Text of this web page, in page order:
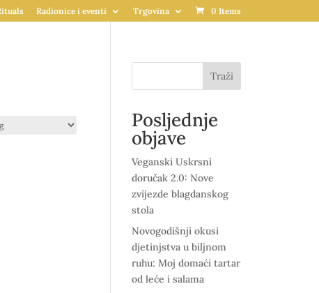
Radionice i eventi Trgovina 0 Items
Traži
Posljednje
objave
Veganski Uskrsni
doručak 2.0: Nove
zvijezde blagdanskog
stola
Novogodišnji okusi
djetinjstva u biljnom
ruhu: Moj domaći tartar
od leće i salama